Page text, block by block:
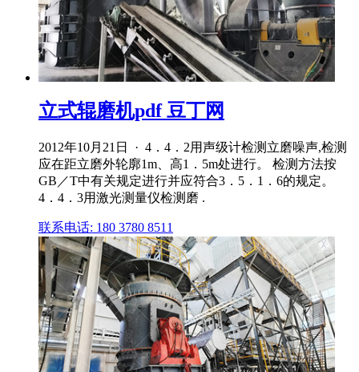
立式辊磨机pdf 豆丁网
2012年10月21日 · 4．4．2用声级计检测立磨噪声,检测
应在距立磨外轮廓1m、高1．5m处进行。 检测方法按
GB／T中有关规定进行并应符合3．5．1．6的规定。
4．4．3用激光测量仪检测磨 .
联系电话: 180 3780 8511